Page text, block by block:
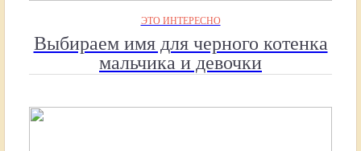
ЭТО ИНТЕРЕСНО
Выбираем имя для черного котенка
мальчика и девочки